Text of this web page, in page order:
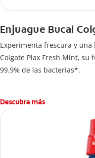
Enjuague Bucal
Experimenta frescura y
Colgate Plax Fresh Mint, su
99.9% de las bacterias*.
Descubra más